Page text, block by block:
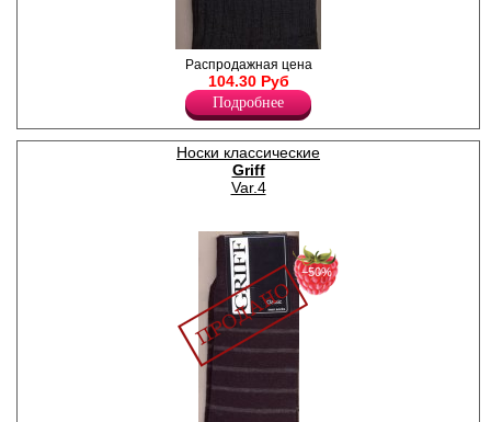
Носки мужские, удлинённые,
усиленные пятка и мысок.
Лайкра 5%
Шерсть 40%
Нейлон 15%
Поликолон 40%
Распродажная цена
104.30 Руб
Подробнее
Носки классические
Griff
Var.4
−50%